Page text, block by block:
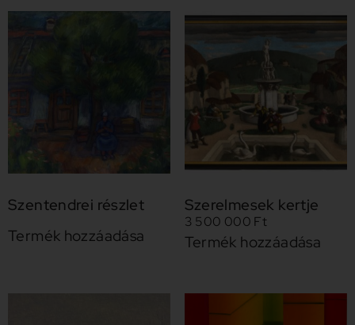
Szentendrei részlet
Termék hozzáadása
Szerelmesek kertje
3 500 000 Ft
Termék hozzáadása